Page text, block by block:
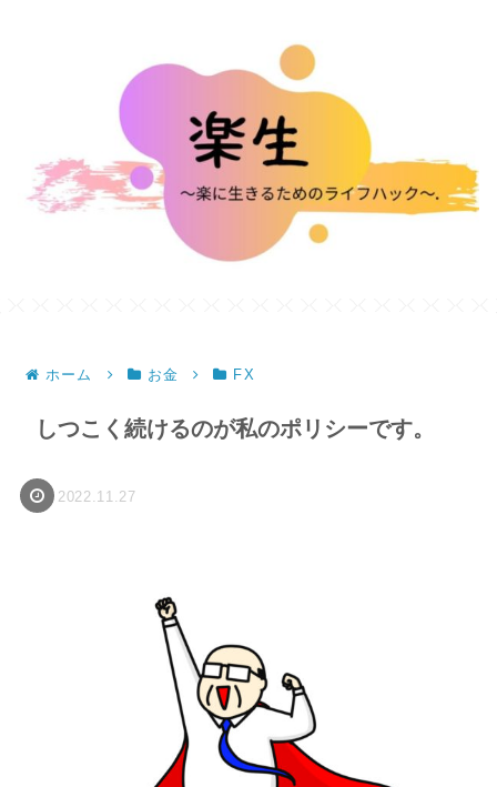
ホーム お金 FX
しつこく続けるのが私のポリシーです。
2022.11.27